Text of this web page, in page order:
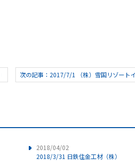
次の記事：2017/7/1 （株）雪国リゾート
2018/04/02
2018/3/31 日鉄住金工材（株）